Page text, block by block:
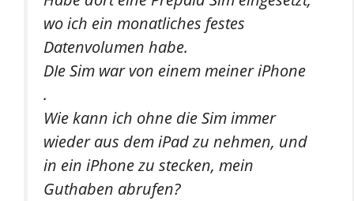
wo ich ein monatliches festes
Datenvolumen habe.
DIe Sim war von einem meiner iPhone
.
Wie kann ich ohne die Sim immer
wieder aus dem iPad zu nehmen, und
in ein iPhone zu stecken, mein
Guthaben abrufen?